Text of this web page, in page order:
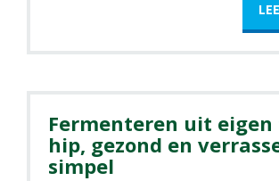
Fermenteren uit
hip, gezond en
simpel